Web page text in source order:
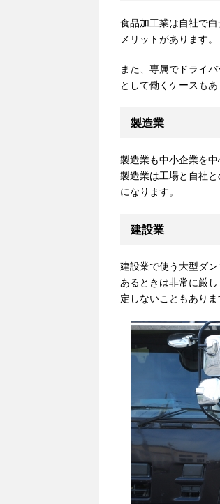
食品加工業は自社で
メリットがあります。
また、専属でドライ
として働くケースもあ
製造業
製造業も中小企業を
製造業は工場と自社
になります。
建設業
建設業で使う大型ダ
あるときは非常に厳
定しないこともありま